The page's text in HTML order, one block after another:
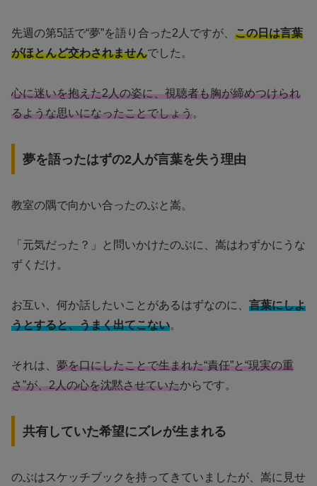
先週の第5話で“夢”を語り合った2人ですが、 この日は言葉
がほとんど交わされませんでした。
心に迷いを抱えた2人の姿に、視聴者も胸が締めつけられ
るような思いになったことでしょう。
夢を語ったはずの2人が言葉を失う理由
教室の隅で向かい合ったのぶと嵩。
「元気だった？」と問いかけたのぶに、嵩はわずかにうな
ずくだけ。
お互い、何か話したいことがあるはずなのに、 言葉にしよ
うとすると、うまく出てこない。
それは、 夢を口にしたことで生まれた“責任”と“現実の重
さ”が、2人の心を沈黙させていたからです。
共有していた希望にズレが生まれる
のぶはスケッチブックを持ってきていましたが、嵩に見せ